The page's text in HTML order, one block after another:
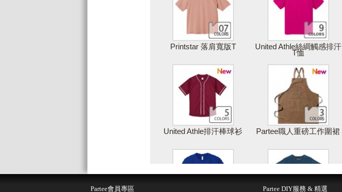
取得報價
Printstar 落肩寬版T United Athle絲綢觸感排汗
T恤
United Athle排汗棒球衫 Partee職人重磅工作圍裙
Partee會員專區 Partee DIY服務 & 精選